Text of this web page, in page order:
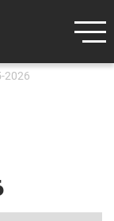
2026